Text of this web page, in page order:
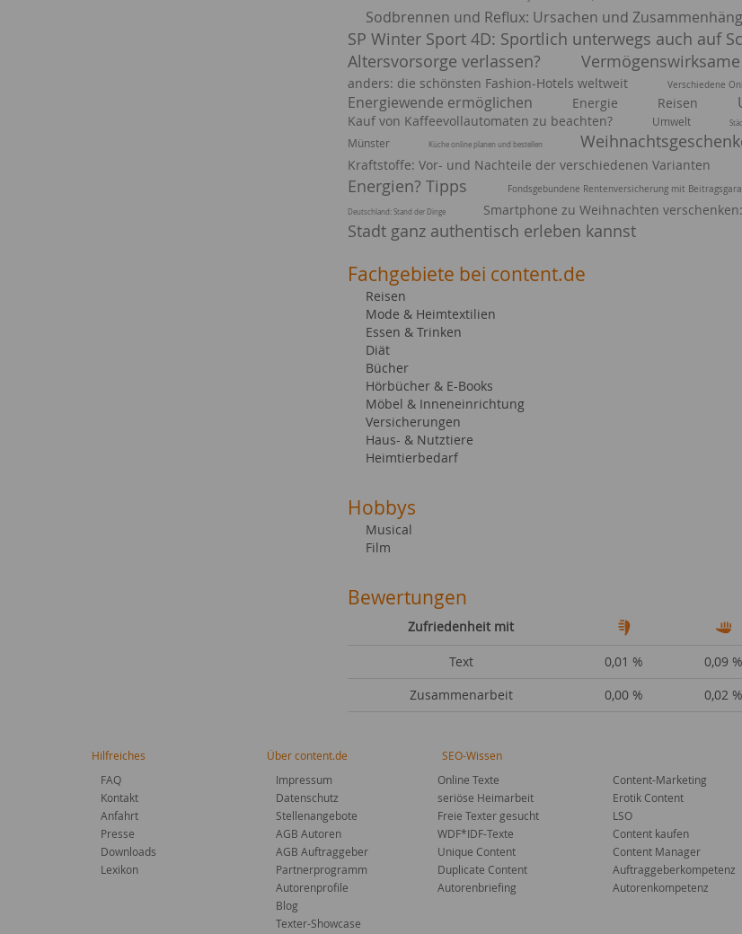
Sodbrennen und Reflux: Ursachen und
SP Winter Sport 4D: Sportlich unterwegs auch auf
Altersvorsorge verlassen?
anders: die schönsten Fashion-Hotels weltweit
Verschiedene
Energiewende ermöglichen
Energie Reisen
Kauf von Kaffeevollautomaten zu beachten?
Umwelt
Münster
Küche online planen und bestellen
Kraftstoffe: Vor- und Nachteile der verschiedenen Varianten
Energien? Tipps
Fondsgebundene Rentenversicherung mit
Deutschland: Stand der Dinge Smartphone zu Weihnachten
Stadt ganz authentisch erleben kannst
Fachgebiete bei content.de
Reisen
Mode & Heimtextilien
Essen & Trinken
Diät
Bücher
Hörbücher & E-Books
Möbel & Inneneinrichtung
Versicherungen
Haus- & Nutztiere
Heimtierbedarf
Hobbys
Musical
Film
Bewertungen
Zufriedenheit mit
Text 0,01 % 0,09 %
Zusammenarbeit
0,00 % 0,02 %
Hilfreiches
FAQ
Kontakt
Anfahrt
Presse
Downloads
Lexikon
Über content.de
Impressum
Datenschutz
Stellenangebote
AGB Autoren
AGB Auftraggeber
Partnerprogramm
Autorenprofile
Blog
Texter-Showcase
SEO-Wissen
Online Texte
seriöse Heimarbeit
Freie Texter gesucht
WDF*IDF-Texte
Unique Content
Duplicate Content
Autorenbriefing
Content-Marketing
Erotik Content
LSO
Content kaufen
Content Manager
Auftraggeberkompetenz
Autorenkompetenz